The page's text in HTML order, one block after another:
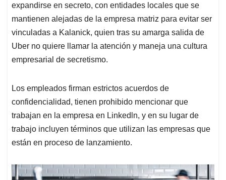
expandirse en secreto, con entidades locales que se
mantienen alejadas de la empresa matriz para evitar ser
vinculadas a Kalanick, quien tras su amarga salida de
Uber no quiere llamar la atención y maneja una cultura
empresarial de secretismo.
Los empleados firman estrictos acuerdos de
confidencialidad, tienen prohibido mencionar que
trabajan en la empresa en Linkedln, y en su lugar de
trabajo incluyen términos que utilizan las empresas que
están en proceso de lanzamiento.